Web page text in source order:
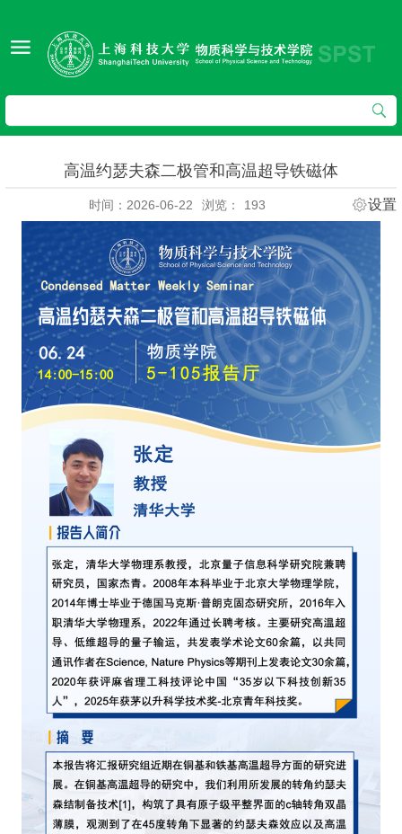
高温约瑟夫森二极管和高温超导铁磁体
时间：2026-06-22 浏览： 193 设置